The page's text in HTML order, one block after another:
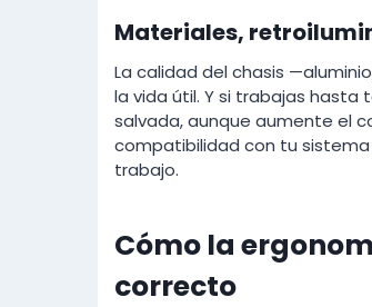
Materiales,
La calidad del chasis
la vida útil. Y si trabajas hasta
salvada, aunque aumente el
compatibilidad con tu
trabajo.
Cómo la
correcto